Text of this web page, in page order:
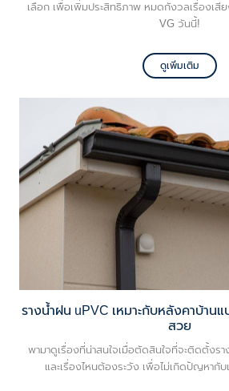
เลือก เพื่อเพิ่มประสิทธิภาพ หมดกังวลเรื่องเสี
VG วันนี้!
ดูเพิ่มเติม
รางน้ำฝน uPVC เหมาะกับหลังคาบ้าน
สวย
พามาดูเรื่องที่น่าสนใจเมื่อตัดสินใจที่จะติดตั้งรา
และเรื่องไหนต้องระวัง เพื่อไม่เกิดปัญหากั